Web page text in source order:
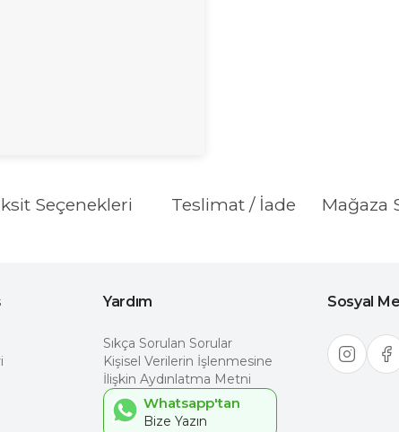
Seçenekleri Teslimat / İade Mağaza
Yardım
Sıkça Sorulan Sorular
Kişisel Verilerin İşlenmesine
İlişkin Aydınlatma Metni
Whatsapp'tan
Sosyal